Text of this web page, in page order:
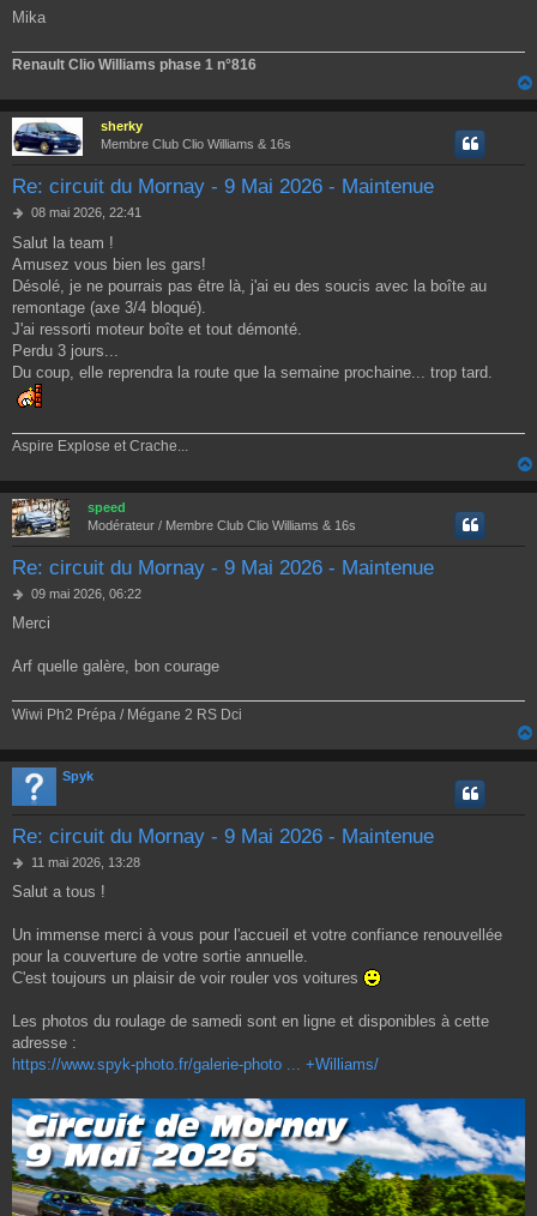
Mika
Renault Clio Williams phase 1 n°816
sherky
Membre Club Clio Williams & 16s
Re: circuit du Mornay - 9 Mai 2026 - Maintenue
M
s
s
a
g
e
08 mai 2026, 22:41
Salut la team !
Amusez vous bien les gars!
Désolé, je ne pourrais pas être là, j'ai eu des soucis avec la boîte au
remontage (axe 3/4 bloqué).
J'ai ressorti moteur boîte et tout démonté.
Perdu 3 jours...
Du coup, elle reprendra la route que la semaine prochaine... trop tard.
Aspire Explose et Crache...
speed
Modérateur / Membre Club Clio Williams & 16s
Re: circuit du Mornay - 9 Mai 2026 - Maintenue
M
s
a
e
09 mai 2026, 06:22
Merci
Arf quelle galère, bon courage
Wiwi Ph2 Prépa / Mégane 2 RS Dci
Spyk
Re: circuit du Mornay - 9 Mai 2026 - Maintenue
M
s
a
g
11 mai 2026, 13:28
Salut a tous !
Un immense merci à vous pour l'accueil et votre confiance renouvellée
pour la couverture de votre sortie annuelle.
C'est toujours un plaisir de voir rouler vos voitures
Les photos du roulage de samedi sont en ligne et disponibles à cette
adresse :
https://www.spyk-photo.fr/galerie-photo ... +Williams/